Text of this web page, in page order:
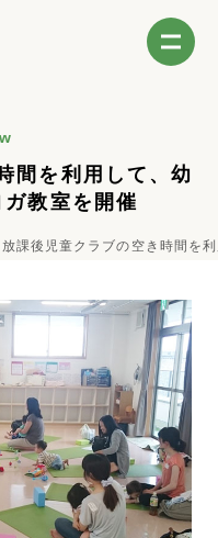
間を利用して、幼
教室を開催
放課後児童クラブの空き時間を